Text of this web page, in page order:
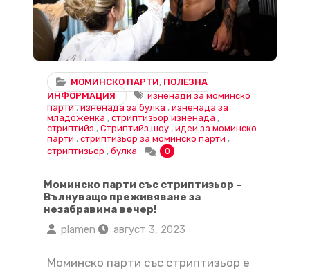
МОМИНСКО ПАРТИ, ПОЛЕЗНА
ИНФОРМАЦИЯ
изненади за моминско
парти ,изненада за булка , изненада за
младоженка , стриптизьор изненада ,
стриптийз , Стриптийз шоу , идеи за моминско
парти , стриптизьор за моминско парти ,
стриптизьор , булка 0
Моминско парти със стриптизьор –
Вълнуващо преживяване за
незабравима вечер!
plamen
август 3, 2023
Моминско парти със стриптизьор е